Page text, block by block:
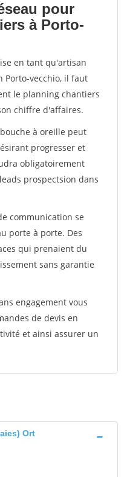
pour
à Porto-
en tant qu'artisan
Porto-vecchio, il faut
le planning chantiers
chiffre d'affaires.
à oreille peut
progresser et
obligatoirement
prospectsion dans
communication se
porte à porte. Des
qui prenaient du
sans garantie
engagement vous
de devis en
et ainsi assurer un
Ort